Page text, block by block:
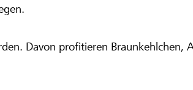
Davon profitieren